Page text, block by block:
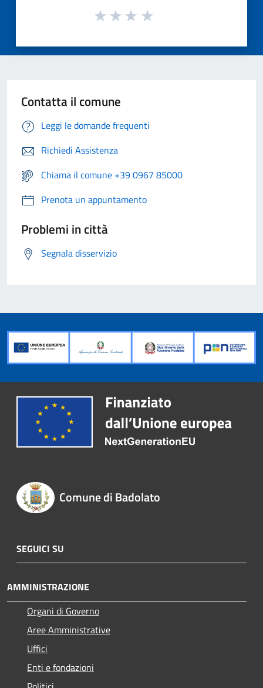
Contatta il comune
Leggi le domande frequenti
Richiedi Assistenza
Chiama il comune +39 0967 85000
Prenota un appuntamento
Problemi in città
Segnala disservizio
Comune di Badolato
SEGUICI SU
AMMINISTRAZIONE
Organi di Governo
Aree Amministrative
Uffici
Enti e fondazioni